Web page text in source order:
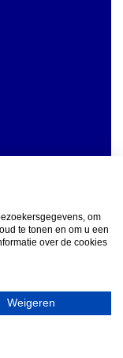
om
te tonen en om u een
over de cookies
Weigeren